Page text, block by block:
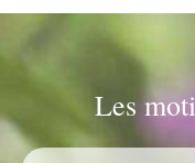
Les